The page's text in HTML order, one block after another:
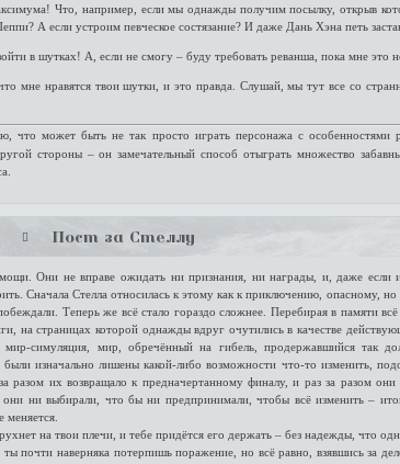
Что, например, если мы однажды получим посылку, открыв
А если устроим певческое состязание? И даже Дань Хэна петь
в шутках! А, если не смогу – буду требовать реванша, пока мне это
мне нравятся твои шутки, и это правда. Слушай, мы тут все со
что может быть не так просто играть персонажа с
стороны – он замечательный способ отыграть множество
Пост за Стеллу
Они не вправе ожидать ни признания, ни награды, и, даже если
Сначала Стелла относилась к этому как к приключению, опасному,
Теперь же всё стало гораздо сложнее. Перебирая в памяти
на страницах которой однажды вдруг очутились в качестве
симуляция, мир, обречённый на гибель, продержавшийся так
изначально лишены какой-либо возможности что-то изменить,
разом их возвращало к предначертанному финалу, и раз за разом они
ни выбирали, что бы ни предпринимали, чтобы всё изменить –
меняется.
на твои плечи, и тебе придётся его держать – без надежды, что
почти наверняка потерпишь поражение, но всё равно, взявшись за